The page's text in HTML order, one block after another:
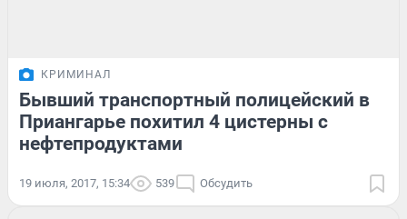
КРИМИНАЛ
Бывший транспортный полицейский в
Приангарье похитил 4 цистерны с
нефтепродуктами
19 июля, 2017, 15:34 539 Обсудить